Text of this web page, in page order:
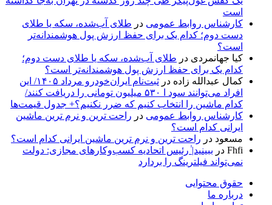
است
کارشناس روابط عمومی در طلای آب‌شده، سکه یا طلای
دست دوم؛ کدام یک برای حفظ ارزش پول هوشمندانه‌تر
است؟
کیا جهانمردی در طلای آب‌شده، سکه یا طلای دست دوم؛
کدام یک برای حفظ ارزش پول هوشمندانه‌تر است؟
کمال عبدالله زاده در
ثبت‌نام ایران‌خودرو مرداد ۱۴۰۵/ این
افراد می‌توانند سود ا ۵۳۰ میلیون تومانی را دریافت کنند/
کدام ماشین را انتخاب کنیم که ضرر نکنیم؟+ جدول قیمت‌ها
کارشناس روابط عمومی در راحت ترین و نرم ترین ماشین
ایرانی کدام است؟
مسعود در راحت ترین و نرم ترین ماشین ایرانی کدام است؟
Fhfi در ببینید| ٰرئیس اتحادیه کسب‌وکارهای مجازی: دولت
نمی‌تواند فیلترینگ را بردارد
حقوق محتوایی
درباره ما